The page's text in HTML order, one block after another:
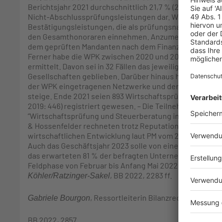
Berichtsjahr 2021 durchschnittlich 21,7 % (2020: 24,6
Nicht-Abschlussprüfungsleistungen dar. Weiterhin sei
Bestätigungsleistungen, die als prüfungsnahe
den Gesamthonoraren einnehmen. Anzumerken sei
dem geprüften Mandanten nach dem
Ferner habe die WPK zwischen 2020 und 2021 55
ermittelt. Davon sei in 32 Fällen das jeweilige
Gesellschaften geblieben. Darüber hinaus habe die
der WPK eingetragenen Netzwerke und der ihnen
steige. Ende 2021 seien 893 Wirtschaftsprüferpraxen
2019: 446) registriert gewesen. – Die Teilnehmer der
“Wirtschaftsprüfung und Steuerberatung in
& Hossenfelder rechneten trotz Reputationsthemen,
wirtschaftlichen Entwicklung laut PM vom 24.11.2022
Auch das Geschäftsjahr 2023 solle von einem
das erwarteten 81 % der befragten Unternehmen.
Feldphase von Februar bis Anfang Mai 2022. – S. zum
Köhler/Ratzinger-Sakel, BB 2022, 2283 ff.
Gabriele Bourgon, Ressortleiterin Bilanzrecht und
BB 2022, 2857